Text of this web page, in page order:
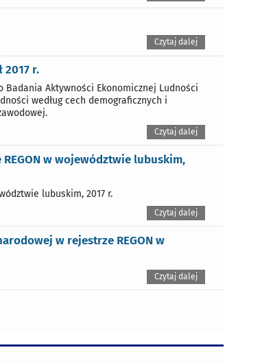
Czytaj dalej
r.
Aktywności Ekonomicznej Ludności
według cech demograficznych i
Czytaj dalej
w województwie lubuskim,
lubuskim, 2017 r.
Czytaj dalej
w rejestrze REGON w
Czytaj dalej